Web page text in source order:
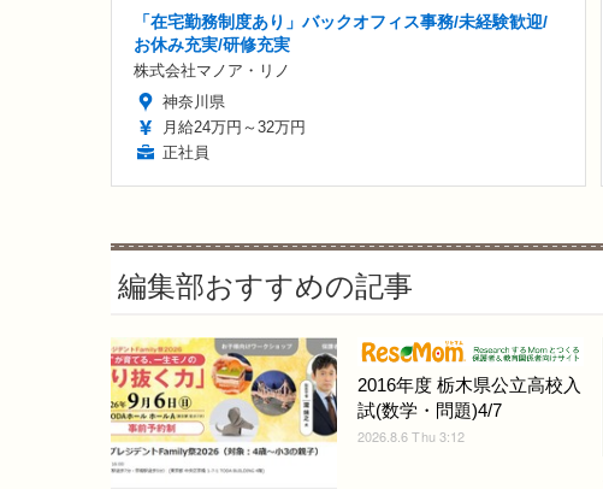
「在宅勤務制度あり」バックオフィス事務/未経験歓迎/
お休み充実/研修充実
株式会社マノア・リノ
神奈川県
月給24万円～32万円
正社員
編集部おすすめの記事
2016年度 栃木県公立高校入
試(数学・問題)4/7
2026.8.6 Thu 3:12